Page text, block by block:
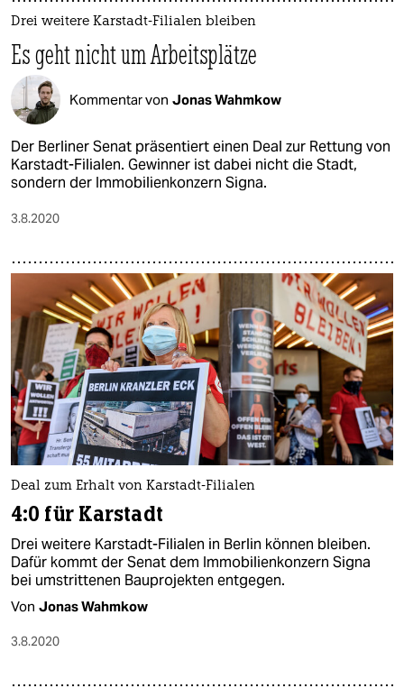
Drei weitere Karstadt-Filialen bleiben
Es geht nicht um Arbeitsplätze
Kommentar von Jonas Wahmkow
Der Berliner Senat präsentiert einen Deal zur Rettung von
Karstadt-Filialen. Gewinner ist dabei nicht die Stadt,
sondern der Immobilienkonzern Signa.
3.8.2020
Deal zum Erhalt von Karstadt-Filialen
4:0 für Karstadt
Drei weitere Karstadt-Filialen in Berlin können bleiben.
Dafür kommt der Senat dem Immobilienkonzern Signa
bei umstrittenen Bauprojekten entgegen.
Von Jonas Wahmkow
3.8.2020